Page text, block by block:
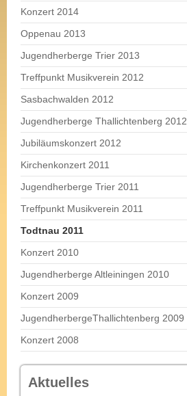
Konzert 2014
Oppenau 2013
Jugendherberge Trier 2013
Treffpunkt Musikverein 2012
Sasbachwalden 2012
Jugendherberge Thallichtenberg 2012
Jubiläumskonzert 2012
Kirchenkonzert 2011
Jugendherberge Trier 2011
Treffpunkt Musikverein 2011
Todtnau 2011
Konzert 2010
Jugendherberge Altleiningen 2010
Konzert 2009
JugendherbergeThallichtenberg 2009
Konzert 2008
Aktuelles